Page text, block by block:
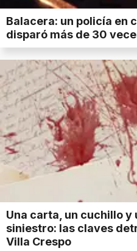
Balacera: un policía en
disparó más de 30
Una carta, un cuchillo y
siniestro: las claves
Villa Crespo